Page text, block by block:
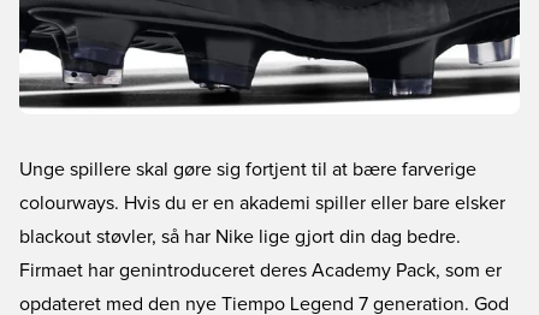
Unge spillere skal gøre sig fortjent til at bære farverige
colourways. Hvis du er en akademi spiller eller bare elsker
blackout støvler, så har Nike lige gjort din dag bedre.
Firmaet har genintroduceret deres Academy Pack, som er
opdateret med den nye Tiempo Legend 7 generation. God